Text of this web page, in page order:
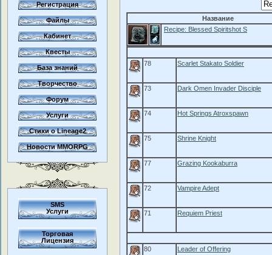
Регистрация
Файлы
Кабинет
Квесты
База знаний
Творчество
Форум
Услуги
Стихи о Lineage2
Новости MMORPG
SMS
Услуги
Торговая
Лицензия
Название
Recipe: Blessed Spiritshot S
78 Scarlet Stakato Soldier
73 Dark Omen Invader Disciple
74 Hot Springs Atroxspawn
75 Shrine Knight
77 Grazing Kookaburra
72 Vampire Adept
71 Requiem Priest
80 Leader of Offering